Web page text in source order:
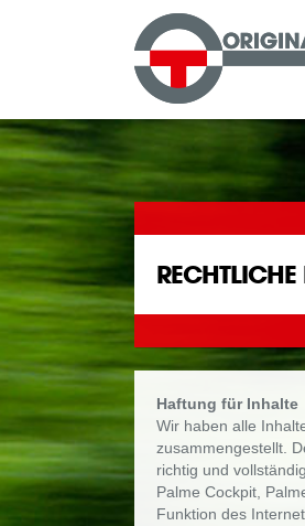
Haftung für Inhalte
Wir haben alle
zusammengestellt.
richtig und
Palme Cockpit,
Funktion des